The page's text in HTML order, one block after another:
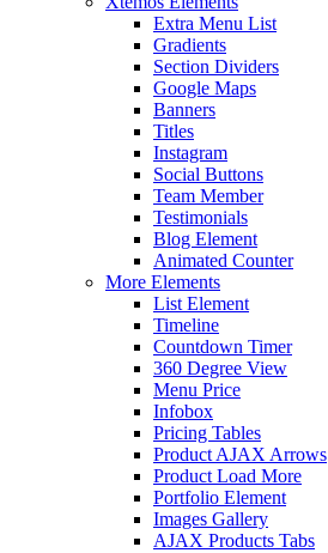
Extra Menu List
Gradients
Section Dividers
Google Maps
Banners
Titles
Instagram
Social Buttons
Team Member
Testimonials
Blog Element
Animated Counter
More Elements
List Element
Timeline
Countdown Timer
360 Degree View
Menu Price
Infobox
Pricing Tables
Product AJAX Arrows
Product Load More
Portfolio Element
Images Gallery
AJAX Products Tabs